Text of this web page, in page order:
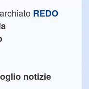
REDO
notizie